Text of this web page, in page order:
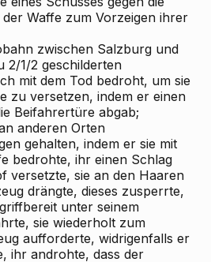
Waffe zum Vorzeigen ihrer
zwischen Salzburg und
1/2 geschilderten
mit dem Tod bedroht, um sie
zu versetzen, indem er einen
Beifahrertüre abgab;
anderen Orten
gehalten, indem er sie mit
bedrohte, ihr einen Schlag
versetzte, sie an den Haaren
drängte, dieses zusperrte,
unter seinem
sie wiederholt zum
aufforderte, widrigenfalls er
ihr androhte, dass der